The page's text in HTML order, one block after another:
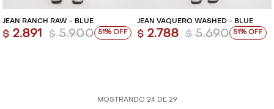
JEAN RANCH RAW - BLUE
$ 2.891 $ 5.900 51
JEAN VAQUERO WASHED - BLUE
$ 2.788 $ 5.690 51
MOSTRANDO 24 DE 29